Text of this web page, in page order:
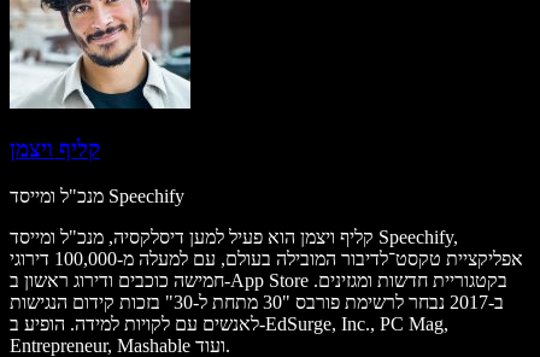
קליף ויצמן
מנכ"ל ומייסד Speechify
קליף ויצמן הוא פעיל למען דיסלקסיה, מנכ"ל ומייסד Speechify,
אפליקציית טקסט־לדיבור המובילה בעולם, עם למעלה מ-100,000 דירוגי
חמישה כוכבים ודירוג ראשון ב-App Store בקטגוריית חדשות ומגזינים.
ב-2017 נבחר לרשימת פורבס "30 מתחת ל-30" בזכות קידום הנגישות
לאנשים עם לקויות למידה. הופיע ב-EdSurge, Inc., PC Mag,
Entrepreneur, Mashable ועוד.